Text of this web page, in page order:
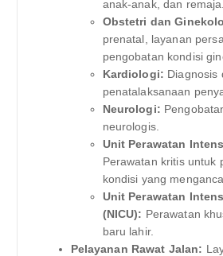
anak-anak, dan remaja.
Obstetri dan
prenatal, layanan
pengobatan kondisi
Kardiologi: Diagnosis
penatalaksanaan
Neurologi:
neurologis.
Unit Perawatan
Perawatan kritis untuk
kondisi yang
Unit Perawatan
(NICU): Perawatan
baru lahir.
Pelayanan Rawat Jalan: